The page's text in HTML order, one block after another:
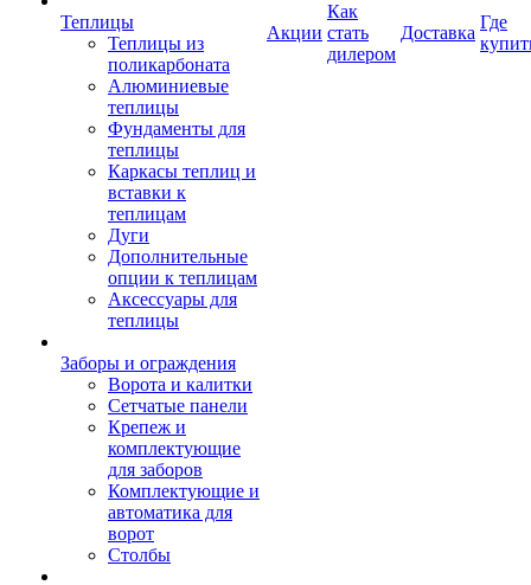
Теплицы
Теплицы из
поликарбоната
Алюминиевые
теплицы
Фундаменты для
теплицы
Каркасы теплиц и
вставки к
теплицам
Дуги
Дополнительные
опции к теплицам
Аксессуары для
теплицы
Заборы и ограждения
Ворота и калитки
Сетчатые панели
Крепеж и
комплектующие
для заборов
Комплектующие и
автоматика для
ворот
Столбы
Акции
Как
стать
дилером
Доставка
Где